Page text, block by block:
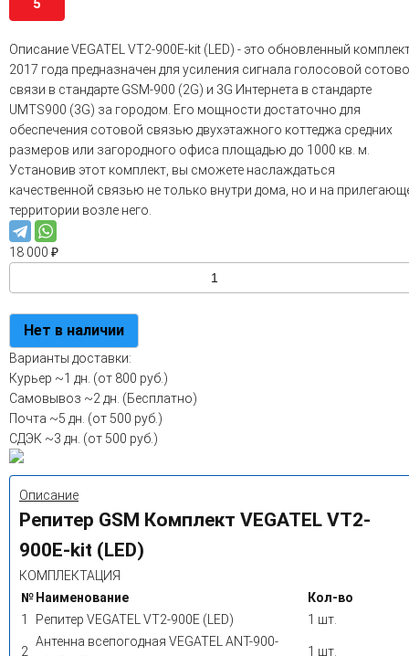
5
Описание VEGATEL VT2-900E-kit (LED) - это обновленный
2017 года предназначен для усиления сигнала голосовой
связи в стандарте GSM-900 (2G) и 3G Интернета в стандарте
UMTS900 (3G) за городом. Его мощности достаточно для
обеспечения сотовой связью двухэтажного коттеджа средних
размеров или загородного офиса площадью до 1000 кв. м.
Установив этот комплект, вы сможете наслаждаться
качественной связью не только внутри дома, но и на
территории возле него.
18 000 ₽
Нет в наличии
Варианты доставки:
Курьер ~1 дн. (от 800 руб.)
Самовывоз ~2 дн. (Бесплатно)
Почта ~5 дн. (от 500 руб.)
СДЭК ~3 дн. (от 500 руб.)
Описание
Репитер GSM Комплект VEGATEL VT2-
900E-kit (LED)
КОМПЛЕКТАЦИЯ
№ Наименование
Кол-во
1
Репитер VEGATEL VT2-900E (LED) 1 шт.
2
Антенна всепогодная VEGATEL ANT-900-
1 шт.